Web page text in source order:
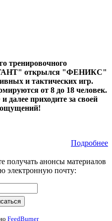
тренировочного
открылся "ФЕНИКС"
и тактических игр.
от 8 до 18 человек.
далее приходите за своей
ощущений!
Подробнее
получать анонсы материалов
электронную почту:
FeedBurner